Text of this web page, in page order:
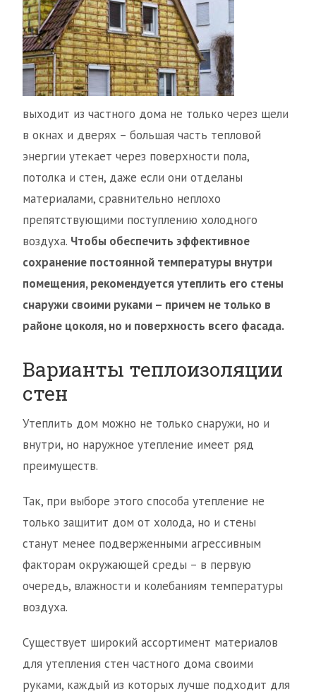
выходит из частного дома не только через щели
в окнах и дверях – большая часть тепловой
энергии утекает через поверхности пола,
потолка и стен, даже если они отделаны
материалами, сравнительно неплохо
препятствующими поступлению холодного
воздуха. Чтобы обеспечить эффективное
сохранение постоянной температуры внутри
помещения, рекомендуется утеплить его стены
снаружи своими руками – причем не только в
районе цоколя, но и поверхность всего фасада.
Варианты теплоизоляции
стен
Утеплить дом можно не только снаружи, но и
внутри, но наружное утепление имеет ряд
преимуществ.
Так, при выборе этого способа утепление не
только защитит дом от холода, но и стены
станут менее подверженными агрессивным
факторам окружающей среды – в первую
очередь, влажности и колебаниям температуры
воздуха.
Существует широкий ассортимент материалов
для утепления стен частного дома своими
руками, каждый из которых лучше подходит для